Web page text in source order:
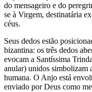
do mensageiro e do
se à Virgem, destinatária
céus.
Seus dedos estão
bizantina: os três dedos
evocam a Santíssima
anular) unidos simbolizam
humana. O Anjo está
enviado por Deus como